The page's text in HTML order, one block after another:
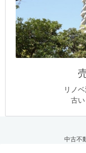
リノ
古
中古不